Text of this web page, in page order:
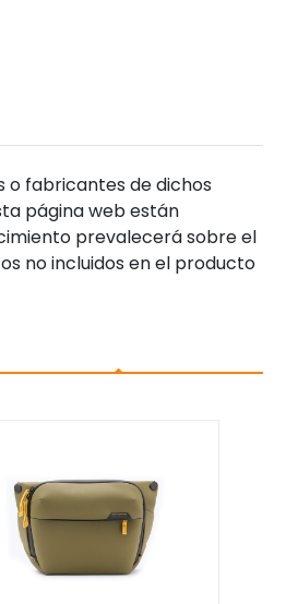
o fabricantes de dichos
página web están
prevalecerá sobre el
no incluidos en el producto